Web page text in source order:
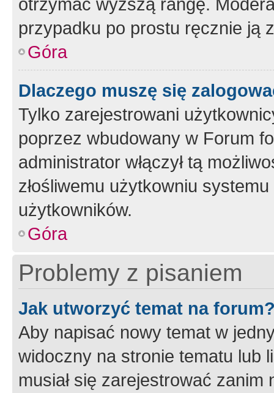
przypadku po prostu ręcznie ją
Góra
Dlaczego muszę się
Tylko zarejestrowani
poprzez wbudowany w Forum
administrator włączył tą
złośliwemu użytkowniu
użytkowników.
Góra
Problemy z pisaniem
Jak utworzyć temat na
Aby napisać nowy temat w
widoczny na stronie tematu lub
musiał się zarejestrować